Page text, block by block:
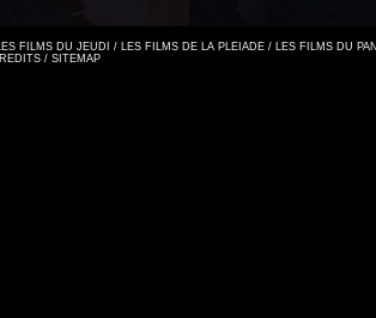
FILMS DU JEUDI / LES FILMS DE LA PLEIADE / LES FILMS DU
/ SITEMAP